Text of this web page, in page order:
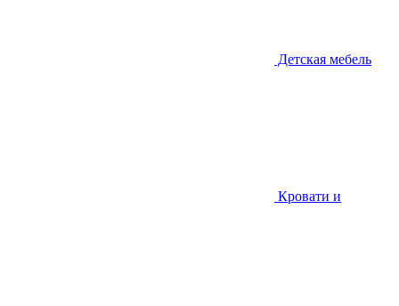
Детская мебель
Кровати и